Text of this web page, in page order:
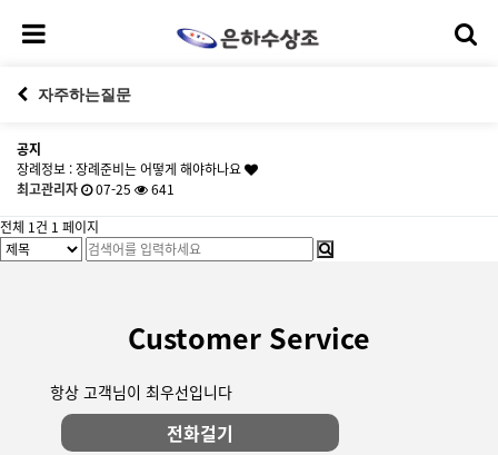
자주하는질문
공지
장례정보 : 장례준비는 어떻게 해야하나요
최고관리자
07-25
641
전체 1건 1 페이지
Customer Service
항상 고객님이 최우선입니다
전화걸기